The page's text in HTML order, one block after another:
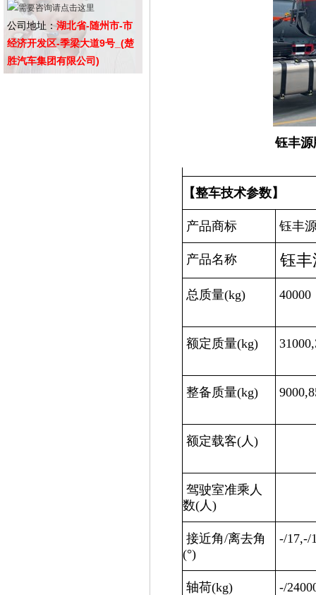
公司地址：湖北省-随州市-市
经济开发区-季梁大道9号_(楚
胜汽车集团有限公司)
钰丰源
【整车技术参数】
产品商标 钰丰
产品名称 钰
总质量(kg) 40000
额定质量(kg)
整备质量(kg)
额定载客(人)
驾驶室准乘人
数(人)
接近角/离去角
(°)
-/17,-/
轴荷(kg) -/